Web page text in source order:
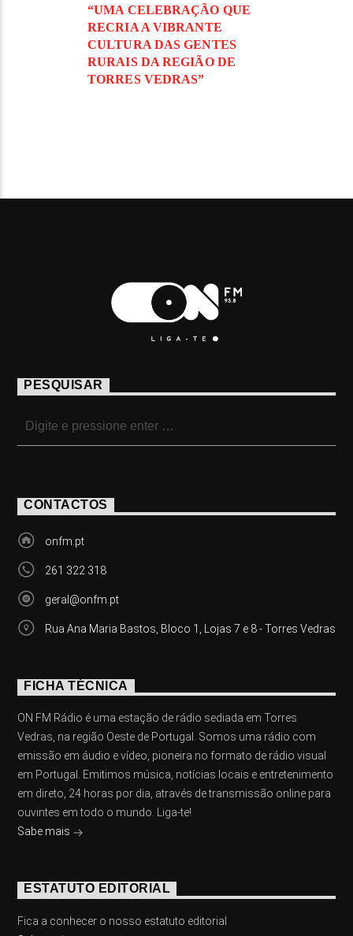
“UMA CELEBRAÇÃO QUE
RECRIA A VIBRANTE
CULTURA DAS GENTES
RURAIS DA REGIÃO DE
TORRES VEDRAS”
PESQUISAR
CONTACTOS
onfm.pt
261 322 318
geral@onfm.pt
Rua Ana Maria Bastos, Bloco 1, Lojas 7 e 8 - Torres Vedras
FICHA TÉCNICA
ON FM Rádio é uma estação de rádio sediada em Torres
Vedras, na região Oeste de Portugal. Somos uma rádio com
emissão em áudio e vídeo, pioneira no formato de rádio visual
em Portugal. Emitimos música, notícias locais e entretenimento
em direto, 24 horas por dia, através de transmissão online para
ouvintes em todo o mundo. Liga-te!
Sabe mais
ESTATUTO EDITORIAL
Fica a conhecer o nosso estatuto editorial